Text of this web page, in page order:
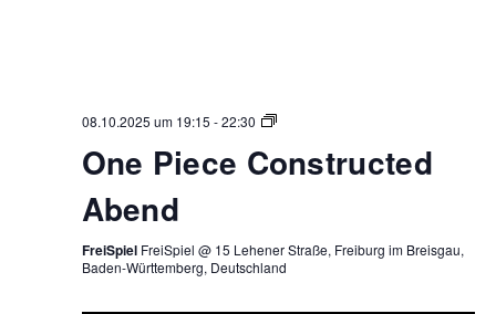
08.10.2025 um 19:15 -22:30
One
Constructed
Abend
One Piece Constructed
Abend
FreiSpiel FreiSpiel @ 15 Lehener Straße, Freiburg im Breisgau,
Baden-Württemberg, Deutschland